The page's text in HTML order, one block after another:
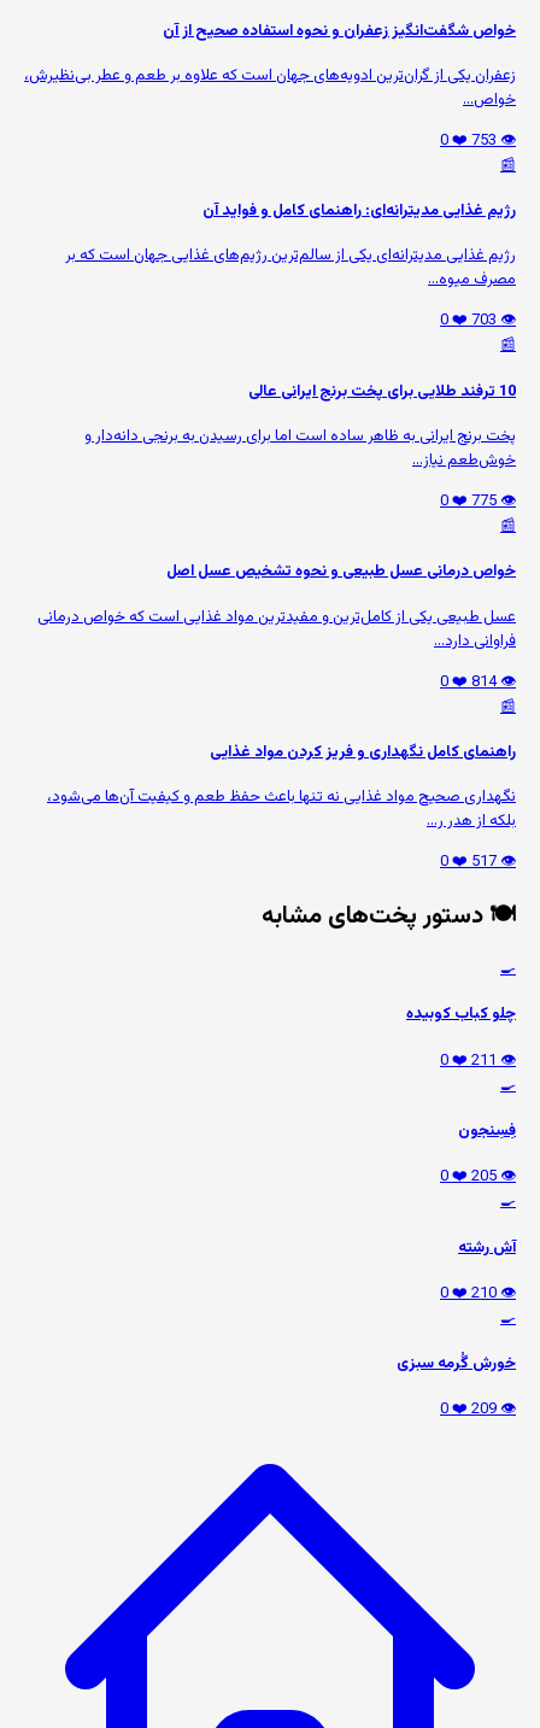
خواص شگفت‌انگیز زعفران و نحوه استفاده صحیح از آن
زعفران یکی از گران‌ترین ادویه‌های جهان است که علاوه بر طعم و عطر بی‌نظیرش،
خواص...
👁️ 753
❤️ 0
📰
رژیم غذایی مدیترانه‌ای: راهنمای کامل و فواید آن
رژیم غذایی مدیترانه‌ای یکی از سالم‌ترین رژیم‌های غذایی جهان است که بر
مصرف میوه‌...
👁️ 703
❤️ 0
📰
10 ترفند طلایی برای پخت برنج ایرانی عالی
پخت برنج ایرانی به ظاهر ساده است اما برای رسیدن به برنجی دانه‌دار و
خوش‌طعم نیاز...
👁️ 775
❤️ 0
📰
خواص درمانی عسل طبیعی و نحوه تشخیص عسل اصل
عسل طبیعی یکی از کامل‌ترین و مفیدترین مواد غذایی است که خواص درمانی
فراوانی دارد...
👁️ 814
❤️ 0
📰
راهنمای کامل نگهداری و فریز کردن مواد غذایی
نگهداری صحیح مواد غذایی نه تنها باعث حفظ طعم و کیفیت آن‌ها می‌شود،
بلکه از هدر ر...
👁️ 517
❤️ 0
🍽️ دستور پخت‌های مشابه
🍳
چلو کباب کوبیده
👁️ 211
❤️ 0
🍳
فِسِنجون
👁️ 205
❤️ 0
🍳
آش رشته
👁️ 210
❤️ 0
🍳
خورش گُرمه سبزی
👁️ 209
❤️ 0